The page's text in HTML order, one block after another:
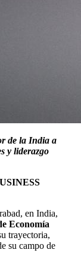
de la India a
y liderazgo
en India,
Economía
trayectoria,
su campo de